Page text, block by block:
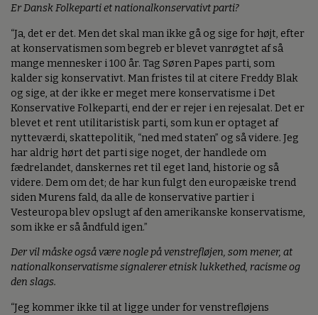
Er Dansk Folkeparti et nationalkonservativt parti?
“Ja, det er det. Men det skal man ikke gå og sige for højt, efter
at konservatismen som begreb er blevet vanrøgtet af så
mange mennesker i 100 år. Tag Søren Papes parti, som
kalder sig konservativt. Man fristes til at citere Freddy Blak
og sige, at der ikke er meget mere konservatisme i Det
Konservative Folkeparti, end der er rejer i en rejesalat. Det er
blevet et rent utilitaristisk parti, som kun er optaget af
nytteværdi, skattepolitik, “ned med staten” og så videre. Jeg
har aldrig hørt det parti sige noget, der handlede om
fædrelandet, danskernes ret til eget land, historie og så
videre. Dem om det; de har kun fulgt den europæiske trend
siden Murens fald, da alle de konservative partier i
Vesteuropa blev opslugt af den amerikanske konservatisme,
som ikke er så åndfuld igen.”
Der vil måske også være nogle på venstrefløjen, som mener, at
nationalkonservatisme signalerer etnisk lukkethed, racisme og
den slags.
“Jeg kommer ikke til at ligge under for venstrefløjens